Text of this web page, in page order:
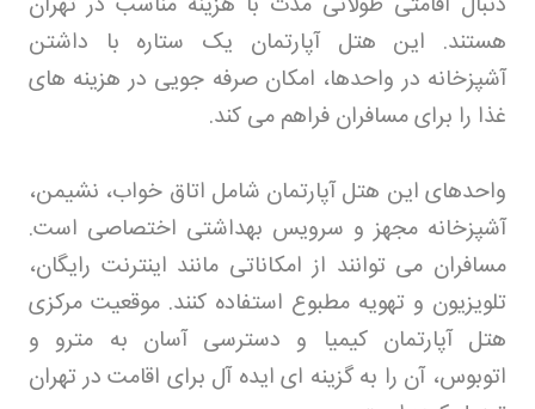
هستند. این هتل آپارتمان یک ستاره با داشتن
آشپزخانه در واحدها، امکان صرفه جویی در هزینه های
غذا را برای مسافران فراهم می کند.
واحدهای این هتل آپارتمان شامل اتاق خواب، نشیمن،
آشپزخانه مجهز و سرویس بهداشتی اختصاصی است.
مسافران می توانند از امکاناتی مانند اینترنت رایگان،
تلویزیون و تهویه مطبوع استفاده کنند. موقعیت مرکزی
هتل آپارتمان کیمیا و دسترسی آسان به مترو و
اتوبوس، آن را به گزینه ای ایده آل برای اقامت در تهران